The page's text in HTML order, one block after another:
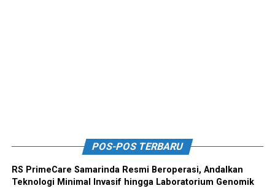
POS-POS TERBARU
RS PrimeCare Samarinda Resmi Beroperasi, Andalkan
Teknologi Minimal Invasif hingga Laboratorium Genomik